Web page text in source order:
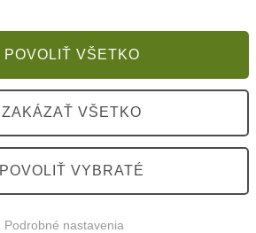
POVOLIŤ VŠETKO
ZAKÁZAŤ VŠETKO
POVOLIŤ VYBRATÉ
Podrobné nastavenia